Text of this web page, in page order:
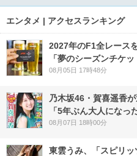
エンタメ | アクセスランキング
2027年のF1全レース
「夢のシーズンチケ
08月05日 17時48分
乃木坂46・賀喜遥香
「5年ぶん大人になっ
08月07日 18時00分
東雲うみ、「スピリ